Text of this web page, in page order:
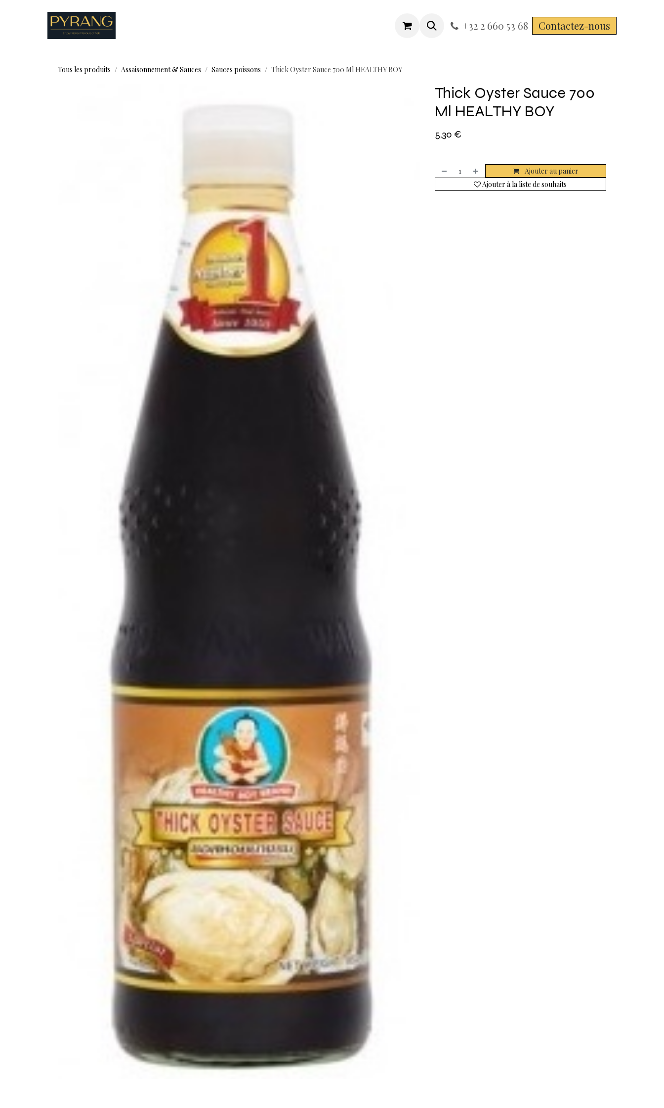
+32 2 660 53 68 Contactez-nous
Tous les produits Assaisonnement & Sauces Sauces poissons Thick Oyster Sauce 700 Ml HEALTHY BOY
Thick Oyster Sauce 700
Ml HEALTHY BOY
5,30 €
Ajouter au panier
Ajouter à la liste de souhaits